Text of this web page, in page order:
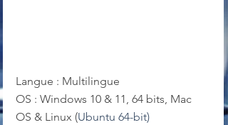
Langue : Multilingue
OS : Windows 10 & 11, 64 bits, Mac
OS & Linux (Ubuntu 64-bit)